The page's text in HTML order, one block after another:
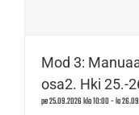
Mod 3:
osa2. Hki 25.-
pe 25.09.2026 klo 10:00-la